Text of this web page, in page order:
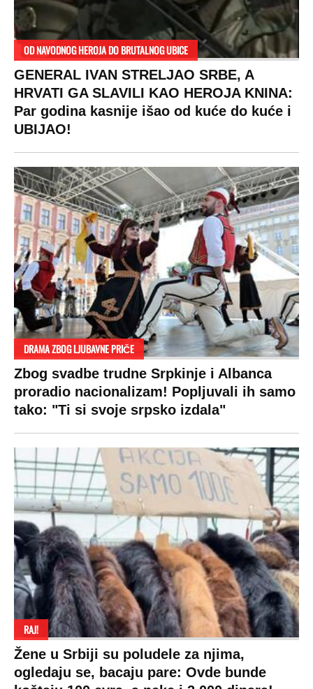
Zbog svadbe trudne Srpkinje i Albanca
proradio nacionalizam! Popljuvali ih samo
tako: "Ti si svoje srpsko izdala"
RAJ!
Žene u Srbiji su poludele za njima,
ogledaju se, bacaju pare: Ovde bunde
koštaju 100 evra, a neke i 2.000 dinara!
SPREMITE SE
Za posnu slavsku trpezu ove godine treba
izdvojiti ozbiljnu sumu novca: Nečija cela
plata ode na svega 20 gostiju
VESTI SHOWBIZ SPORT VIRALNO